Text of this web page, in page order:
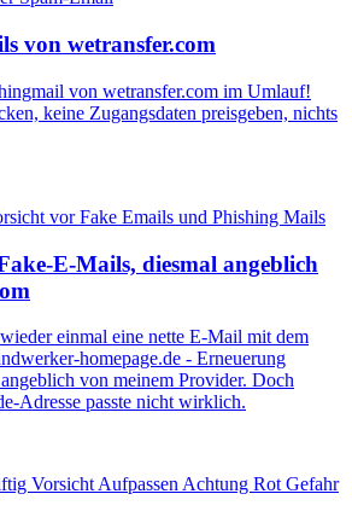
von wetransfer.com
von wetransfer.com im Umlauf!
keine Zugangsdaten preisgeben, nichts
E-Mails, diesmal angeblich
einmal eine nette E-Mail mit dem
homepage.de - Erneuerung
von meinem Provider. Doch
Adresse passte nicht wirklich.